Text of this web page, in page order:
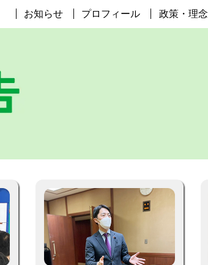
お知らせ プロフィール 政策・理念